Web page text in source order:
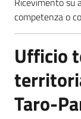
competenza o
Ufficio
Taro-